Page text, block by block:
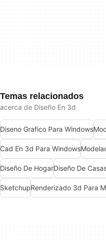
Temas relacionados
acerca de Diseño En 3d
Diseno Grafico Para Windows
Cad En 3d Para Windows
Diseño De HogarDiseño De
SketchupRenderizado 3d Para